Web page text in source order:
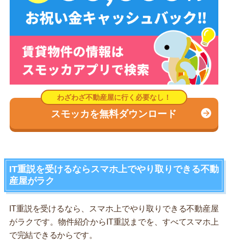
スモッカを無料ダウンロード
IT重説を受けるならスマホ上でやり取りできる不動
産屋がラク
IT重説を受けるなら、スマホ上でやり取りできる不動産屋
がラクです。物件紹介からIT重説までを、すべてスマホ上
で完結できるからです。